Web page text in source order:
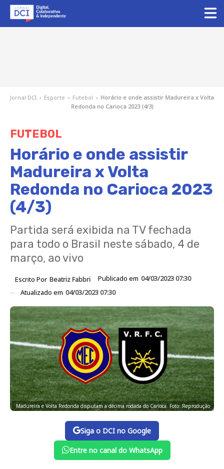
Jornal DCI › Esporte › Futebol › Horário e onde assistir Madureira x Volta
Redonda no Carioca 2023 (4/3)
FUTEBOL
Horário e onde assistir
Madureira x Volta
Redonda no Carioca 2023
(4/3)
Partida será exibida na TV fechada
para todo o Brasil neste sábado, 4 de
março, ao vivo
Escrito Por Beatriz Fabbri Publicado em 04/03/2023 07:30
Atualizado em 04/03/2023 07:30
Madureira e Volta Redonda disputam a décima rodada do Carioca. Foto: Reprodução
Siga o DCI no Google
Entre no canal do WhatsApp